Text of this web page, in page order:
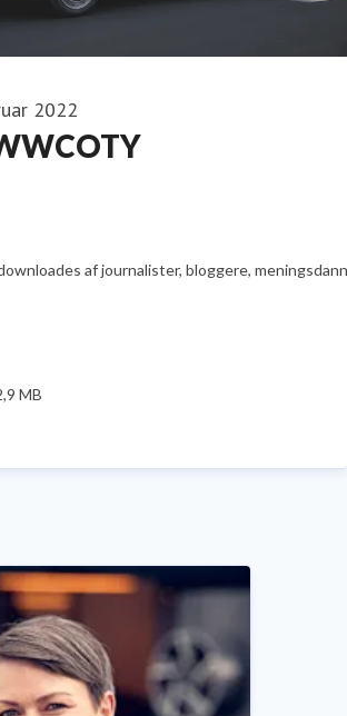
2022
af journalister, bloggere,
MB